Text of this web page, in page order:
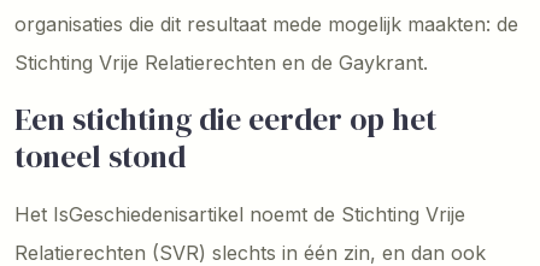
organisaties die dit resultaat mede mogelijk maakten: de
Stichting Vrije Relatierechten en de Gaykrant.
Een stichting die eerder op het
toneel stond
Het IsGeschiedenisartikel noemt de Stichting Vrije
Relatierechten (SVR) slechts in één zin, en dan ook